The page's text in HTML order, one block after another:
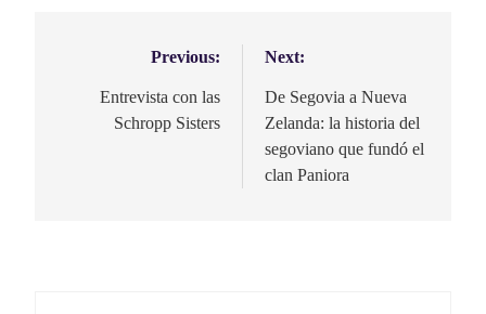
NavegaciónPrevious:
Entrevista con las
Schropp Sisters
Next:
De Segovia a Nueva
Zelanda: la historia del
segoviano que fundó el
clan Paniora